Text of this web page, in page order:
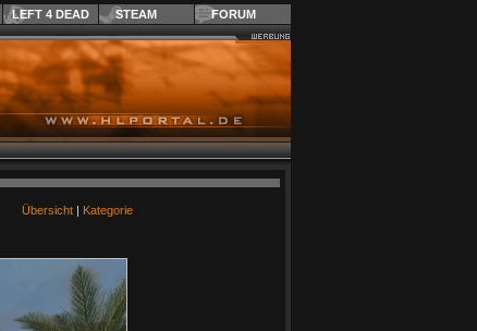
LEFT 4 DEAD STEAM FORUM
Übersicht| Kategorie